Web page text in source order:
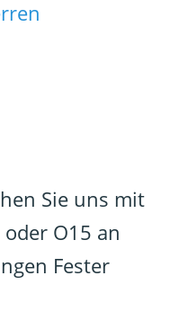
Sie uns mit
O15 an
Fester